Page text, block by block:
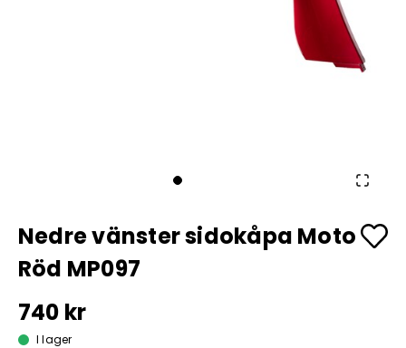
Nedre vänster sidokåpa Moto
Röd MP097
740 kr
I lager